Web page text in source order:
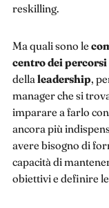
reskilling.
Ma quali sono le
centro dei
dellaleadership,
manager che si
imparare a farlo
ancora più
avere bisogno di
capacità di
obiettivi e definire